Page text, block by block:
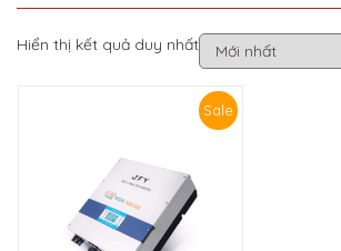
Hiển thị kết quả duy nhất
Sale